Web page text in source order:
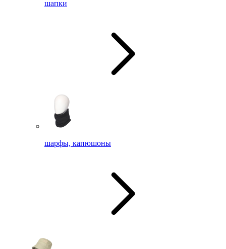
шапки
шарфы, капюшоны